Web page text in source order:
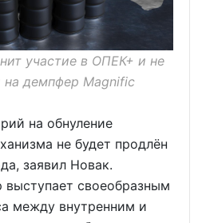
участие в ОПЕК+ и не
демпфер Magnific
на обнуление
не будет продлён
заявил Новак.
своеобразным
между внутренним и